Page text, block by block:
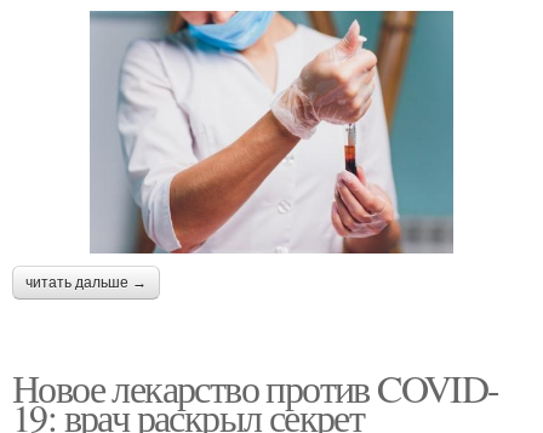
читать дальше →
Новое лекарство против COVID-
19: врач раскрыл секрет